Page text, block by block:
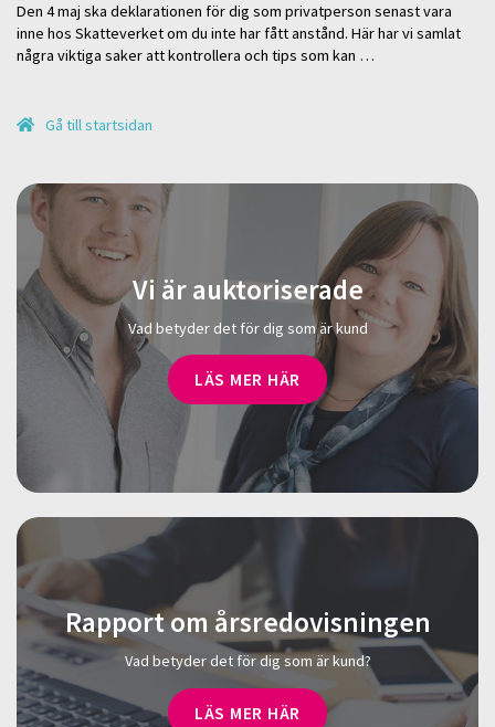
Den 4 maj ska deklarationen för dig som privatperson senast vara
inne hos Skatteverket om du inte har fått anstånd. Här har vi samlat
några viktiga saker att kontrollera och tips som kan …
Gå till startsidan
Vi är auktoriserade
Vad betyder det för dig som är kund
LÄS MER HÄR
Rapport om årsredovisningen
Vad betyder det för dig som är kund?
LÄS MER HÄR